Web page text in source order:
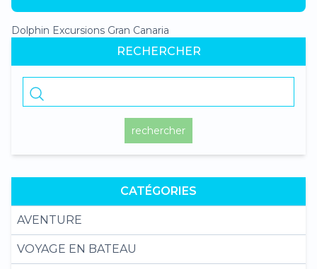
RECHERCHER
rechercher
CATÉGORIES
AVENTURE
VOYAGE EN BATEAU
Dolphin Excursions Gran Canaria